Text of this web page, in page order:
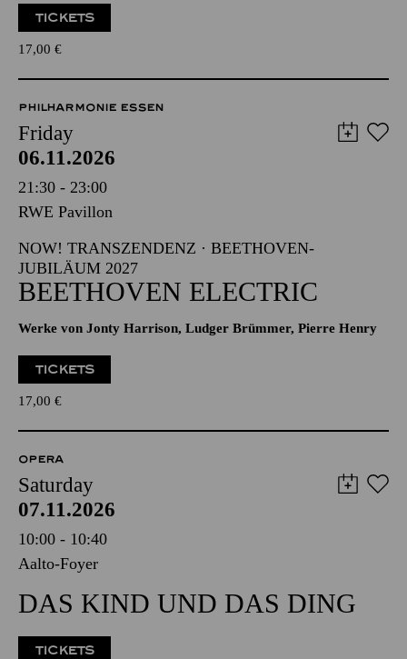
TICKETS
17,00 €
PHILHARMONIE ESSEN
Friday
06.11.2026
21:30 - 23:00
RWE Pavillon
NOW! TRANSZENDENZ · BEETHOVEN-
JUBILÄUM 2027
BEETHOVEN ELECTRIC
Werke von Jonty Harrison, Ludger Brümmer, Pierre Henry
TICKETS
17,00 €
OPERA
Saturday
07.11.2026
10:00 - 10:40
Aalto-Foyer
DAS KIND UND DAS DING
TICKETS